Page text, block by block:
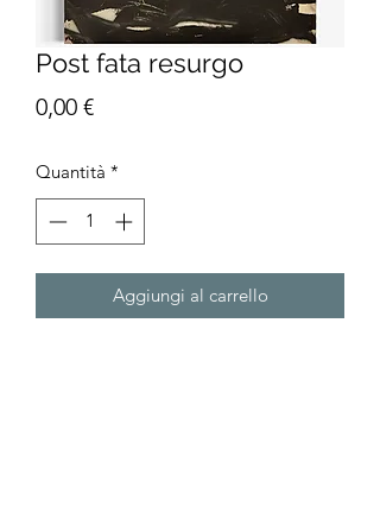
Post fata resurgo
0,00 €Prezzo
Quantità *
Aggiungi al carrello